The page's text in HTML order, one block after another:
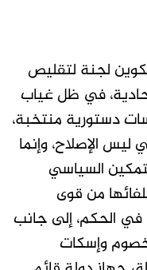
لجنة لتقليص
في ظل غياب
دستورية منتخبة،
الإصلاح، وإنما
السياسي
من قوى
في الحكم، إلى جانب
وإسكات